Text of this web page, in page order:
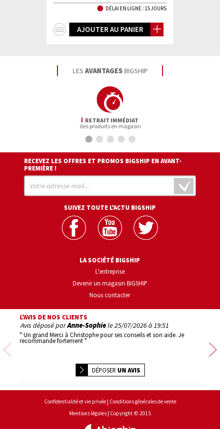
DÉLAI EN LIGNE : 15 JOURS
AJOUTER AU PANIER
LES AVANTAGES BIGSHIP
RETRAIT IMMÉDIAT
des produits en magasin
RECEVEZ LES OFFRES ET PROMOS BIGSHIP EN AVANT-
PREMIÈRE !
SUIVEZ TOUTE L'ACTU BIGSHIP
LA SOCIÉTÉ BIGSHIP
L'entreprise
Devenir un magasin BIGSHIP
Nous contacter
L'AVIS DE NOS CLIENTS
Avis déposé parAnne-Sophiele25/07/2026 à 19:51
" Un grand Merci à Christophe pour ses conseils et son aide. Je
recommande fortement "
DÉPOSER UN AVIS
Confidentialité et vie privée
Conditions générales de vente
Mentions légales
Copyright © 2015